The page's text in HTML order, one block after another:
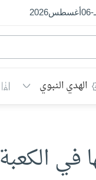
-
06أغسطس2026
الهدي النبوي
في الكعبة